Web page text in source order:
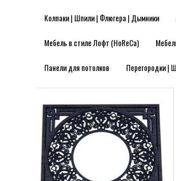
Колпаки | Шпили | Флюгера | Дымники
Мебель в стиле Лофт (HoReCa)
Панели для потолков Перегородки |